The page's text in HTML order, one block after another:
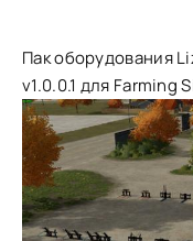
Пак оборудования
v1.0.0.1 для Farming